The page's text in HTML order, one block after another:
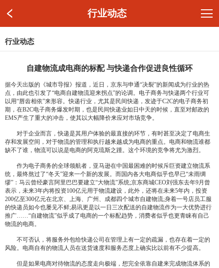
行业动态
行业动态
自建物流成电商的标配 与快递合作促进良性循环
据今天出版的《城市导报》报道，近日，京东与申通“决裂”的新闻成为行业的热
点，由此也引发了“电商自建物流迎来拐点”的论调。电子商务与快递两个行业可
以用“唇齿相依”来形容。快递行业，尤其是民间快递，发迹于C2C的电子商务初
期，在B2C电子商务爆发时期，也是民间快递业如日中天的时候，直至对邮政的
EMS产生了重大的冲击，使其以大幅降价来应对市场竞争。
对于企业而言，快递是其用户体验的最直接的环节，有时甚至决定了电商生
存和发展空间，对于物流的管理和执行越来越成为电商的重点。电商和物流谁都
缺不了谁，物流可以说是电商的阿克琉斯之踵。这个环境的竞争将尤为激烈。
作为电子商务的全球领航者，亚马逊在中国最困难的时候斥巨资建立物流系
统，最终熬过了“冬天”迎来一个新的发展。而国内各大电商似乎也早已“未雨绸
缪”：马云曾经豪言阿里巴巴要建立“大物流”系统;京东商城CEO刘强东去年9月曾
表示，未来3年内将投资100亿元用于物流建设，此外，还将在未来5年内，投资
200亿至300亿元在北京、上海、广州、成都四个城市自建物流;身着一号店员工服
的快递员如今也屡见不鲜;易讯更是以一日三次配送的自建物流作为一大优势进行
推广……“自建物流”似乎成了电商的一个标配趋势，消费者似乎也更青睐有自己
物流的电商。
不可否认，将服务外包给快递公司在管理上有一定的疏漏，也存在着一定的
风险。电商自有的物流人员在送货速度和服务态度上确实比以前有不少提高。
但是如果电商对待物流的态度走向极端，想完全依靠自建来完成物流体系的